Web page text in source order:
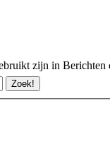
zijn in Berichten